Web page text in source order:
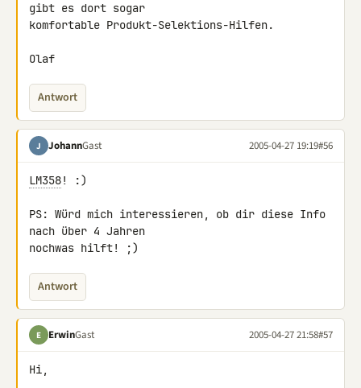
gibt es dort sogar
komfortable Produkt-Selektions-Hilfen.
Olaf
Antwort
J JohannGast 2005-04-27 19:19#56
LM358! :)
PS: Würd mich interessieren, ob dir diese Info
nach über 4 Jahren
nochwas hilft! ;)
Antwort
E ErwinGast 2005-04-27 21:58#57
Hi,